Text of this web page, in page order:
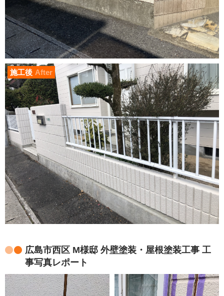
施工後 After
広島市西区 M様邸 外壁塗装・屋根塗装工事 工
事写真レポート